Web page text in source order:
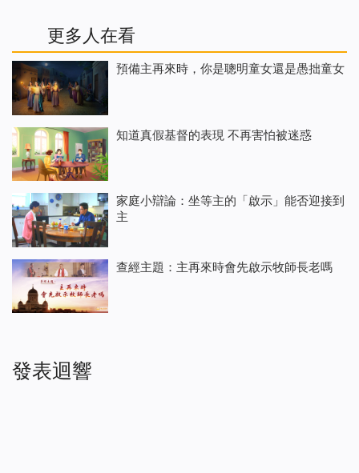
更多人在看
預備主再來時，你是聰明童女還是愚拙童女
知道真假基督的表現 不再害怕被迷惑
家庭小辯論：坐等主的「啟示」能否迎接到
主
查經主題：主再來時會先啟示牧師長老嗎
發表迴響